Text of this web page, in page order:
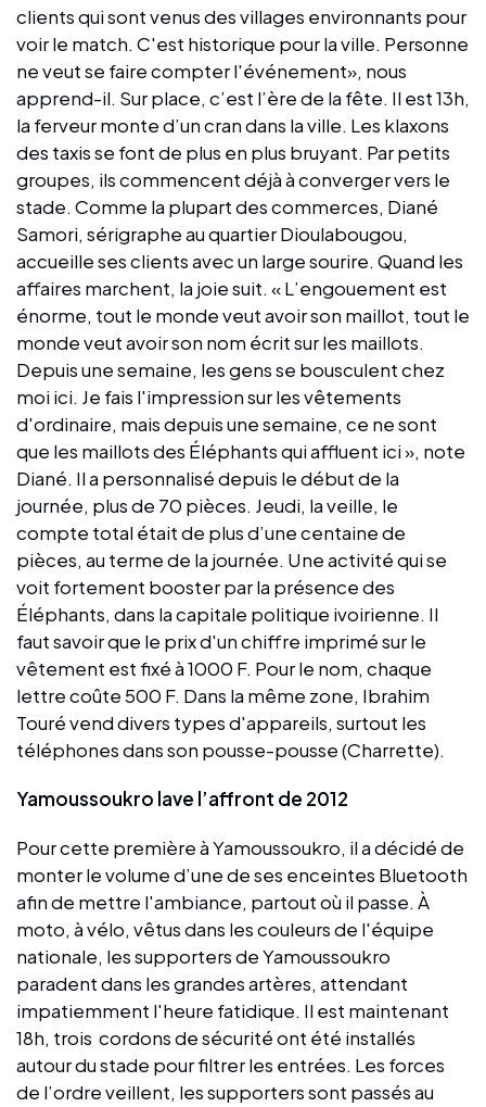
clients qui sont venus des villages environnants pour
voir le match. C'est historique pour la ville. Personne
ne veut se faire compter l'événement», nous
apprend-il. Sur place, c’est l’ère de la fête. Il est 13h,
la ferveur monte d’un cran dans la ville. Les klaxons
des taxis se font de plus en plus bruyant. Par petits
groupes, ils commencent déjà à converger vers le
stade. Comme la plupart des commerces, Diané
Samori, sérigraphe au quartier Dioulabougou,
accueille ses clients avec un large sourire. Quand les
affaires marchent, la joie suit. « L’engouement est
énorme, tout le monde veut avoir son maillot, tout le
monde veut avoir son nom écrit sur les maillots.
Depuis une semaine, les gens se bousculent chez
moi ici. Je fais l'impression sur les vêtements
d'ordinaire, mais depuis une semaine, ce ne sont
que les maillots des Éléphants qui affluent ici », note
Diané. Il a personnalisé depuis le début de la
journée, plus de 70 pièces. Jeudi, la veille, le
compte total était de plus d’une centaine de
pièces, au terme de la journée. Une activité qui se
voit fortement booster par la présence des
Éléphants, dans la capitale politique ivoirienne. Il
faut savoir que le prix d'un chiffre imprimé sur le
vêtement est fixé à 1000 F. Pour le nom, chaque
lettre coûte 500 F. Dans la même zone, Ibrahim
Touré vend divers types d'appareils, surtout les
téléphones dans son pousse-pousse (Charrette).
Yamoussoukro lave l’affront de 2012
Pour cette première à Yamoussoukro, il a décidé de
monter le volume d’une de ses enceintes Bluetooth
afin de mettre l'ambiance, partout où il passe. À
moto, à vélo, vêtus dans les couleurs de l'équipe
nationale, les supporters de Yamoussoukro
paradent dans les grandes artères, attendant
impatiemment l'heure fatidique. Il est maintenant
18h, trois cordons de sécurité ont été installés
autour du stade pour filtrer les entrées. Les forces
de l’ordre veillent, les supporters sont passés au